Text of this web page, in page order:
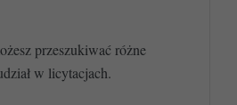
przeszukiwać różne
w licytacjach.